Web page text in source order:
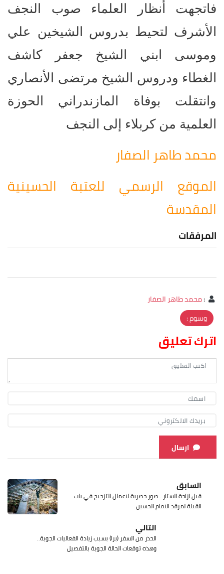
فاتجهت أنظار العلماء صوب النجف
الأشرف لتحيط بدروس الشيخين علي
وموسى ابني الشيخ جعفر كاشف
الغطاء ودروس الشيخ مرتضى الأنصاري
وانتقلت بوفاة المازندراني الحوزة
العلمية من كربلاء إلى النجف
محمد طاهر الصفار
الموقع الرسمي للعتبة الحسينية
المقدسة
المرفقات
:محمد طاهر الصفار
وسوم :
اترك تعليق
ارسال
السابق
قبل ازاحة الستار.. صور حصرية لاعمال التزجيج في باب
القبلة لمرقد الامام الحسين
التالي
الحذر من السفر (برا) بسبب زيادة الفعاليات الجوية..
وهذه توقعات الحالة الجوية بالتفصيل